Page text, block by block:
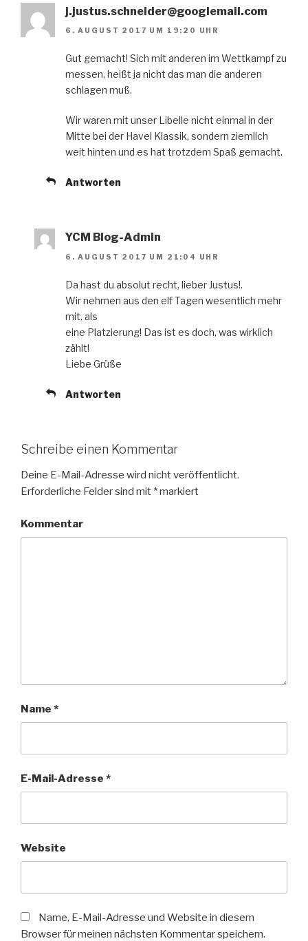
j.justus.schneider@googlemail.com
6. AUGUST 2017 UM 19:20 UHR
Gut gemacht! Sich mit anderen im Wettkampf zu
messen, heißt ja nicht das man die anderen
schlagen muß.
Wir waren mit unser Libelle nicht einmal in der
Mitte bei der Havel Klassik, sondern ziemlich
weit hinten und es hat trotzdem Spaß gemacht.
Antworten
YCM Blog-Admin
6. AUGUST 2017 UM 21:04 UHR
Da hast du absolut recht, lieber Justus!.
Wir nehmen aus den elf Tagen wesentlich mehr
mit, als
eine Platzierung! Das ist es doch, was wirklich
zählt!
Liebe Grüße
Antworten
Schreibe einen Kommentar
Deine E-Mail-Adresse wird nicht veröffentlicht.
Erforderliche Felder sind mit *markiert
Kommentar
Name *
E-Mail-Adresse *
Website
Name, E-Mail-Adresse und Website in diesem
Browser für meinen nächsten Kommentar speichern.